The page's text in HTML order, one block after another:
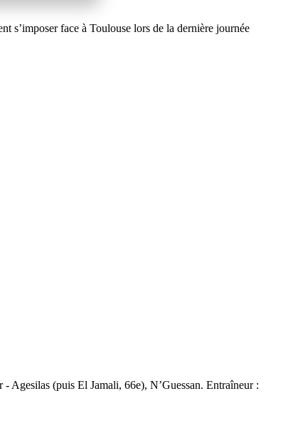
s’imposer face à Toulouse lors de la dernière journée
(puis El Jamali, 66e), N’Guessan. Entraîneur :